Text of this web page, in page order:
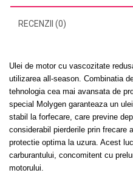
RECENZII (0)
Ulei de motor cu vascozitate
utilizarea all-season. Combinatia
tehnologia cea mai avansata de
special Molygen garanteaza un
stabil la forfecare, care previne
considerabil pierderile prin frecare
protectie optima la uzura. Acest
carburantului, concomitent cu
motorului.